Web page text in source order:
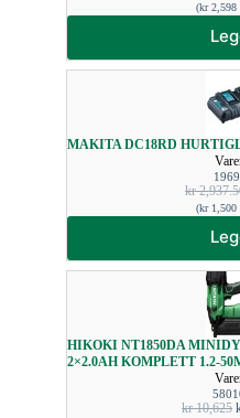
(kr2,598
MAKITA DC18RD
kr
(kr1,500
HIKOKI NT1850DA
2×2.0AH KOMPLETT 1.2-
kr10,625